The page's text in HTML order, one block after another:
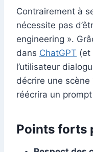
Contrairement à
nécessite pas
engineering ».
dans ChatGPT (et
l’utilisateur
décrire une
réécrira un
Points forts